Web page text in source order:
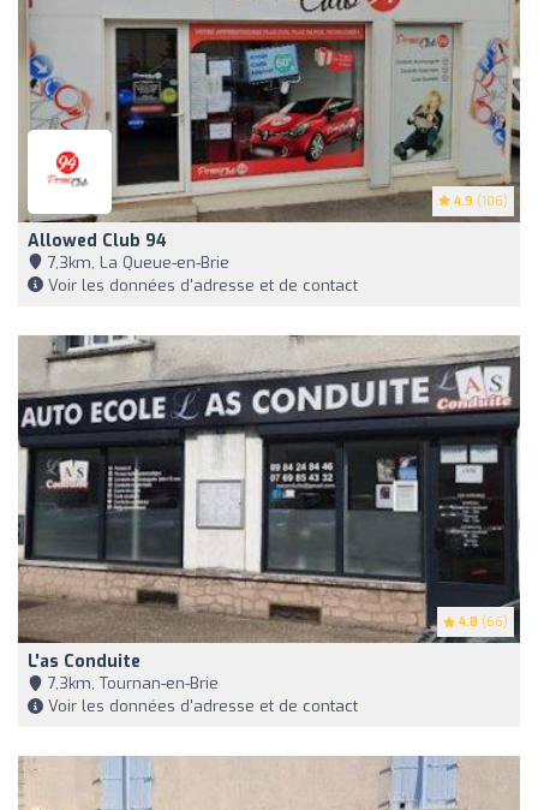
4.9 (106)
Allowed Club 94
7,3km, La Queue-en-Brie
Voir les données d'adresse et de contact
4.8 (66)
L'as Conduite
7,3km, Tournan-en-Brie
Voir les données d'adresse et de contact